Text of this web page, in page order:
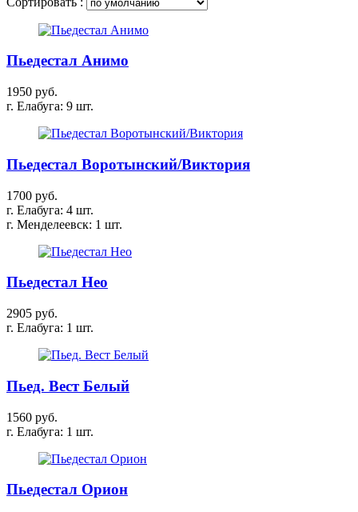
Пьедестал Анимо
1950 руб.
г. Елабуга: 9 шт.
Пьедестал Воротынский/Виктория
1700 руб.
г. Елабуга: 4 шт.
г. Менделеевск: 1 шт.
Пьедестал Нео
2905 руб.
г. Елабуга: 1 шт.
Пьед. Вест Белый
1560 руб.
г. Елабуга: 1 шт.
Пьедестал Орион